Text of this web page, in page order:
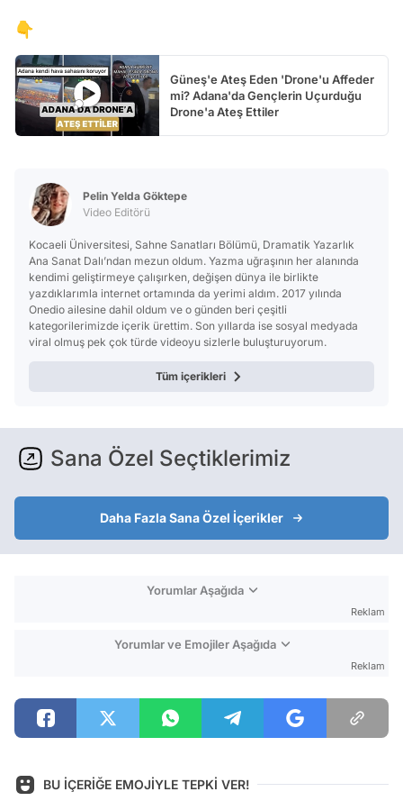
👇
Güneş'e Ateş Eden 'Drone'u Affeder
mi? Adana'da Gençlerin Uçurduğu
Drone'a Ateş Ettiler
Pelin Yelda Göktepe
Video Editörü
Kocaeli Üniversitesi, Sahne Sanatları Bölümü, Dramatik Yazarlık
Ana Sanat Dalı’ndan mezun oldum. Yazma uğraşının her alanında
kendimi geliştirmeye çalışırken, değişen dünya ile birlikte
yazdıklarımla internet ortamında da yerimi aldım. 2017 yılında
Onedio ailesine dahil oldum ve o günden beri çeşitli
kategorilerimizde içerik ürettim. Son yıllarda ise sosyal medyada
viral olmuş pek çok türde videoyu sizlerle buluşturuyorum.
Tüm içerikleri
Sana Özel Seçtiklerimiz
Daha Fazla Sana Özel İçerikler
Yorumlar Aşağıda
Reklam
Yorumlar ve Emojiler Aşağıda
Reklam
BU İÇERİĞE EMOJİYLE TEPKİ VER!